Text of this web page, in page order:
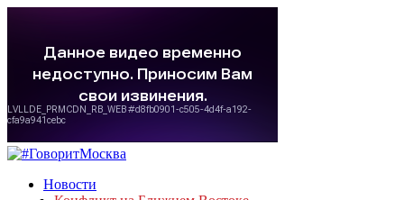
Новости